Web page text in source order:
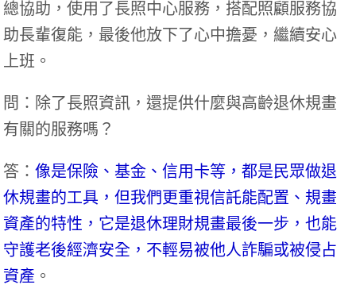
總協助，使用了長照中心服務，搭配照顧服務協
助長輩復能，最後他放下了心中擔憂，繼續安心
上班。
問：除了長照資訊，還提供什麼與高齡退休規畫
有關的服務嗎？
答：像是保險、基金、信用卡等，都是民眾做退
休規畫的工具，但我們更重視信託能配置、規畫
資產的特性，它是退休理財規畫最後一步，也能
守護老後經濟安全，不輕易被他人詐騙或被侵占
資產 。